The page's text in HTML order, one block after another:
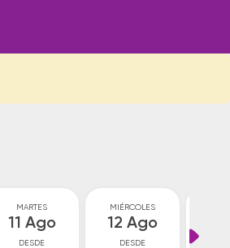
MARTES
11 Ago
DESDE
MIÉRCOLES
12 Ago
DESDE